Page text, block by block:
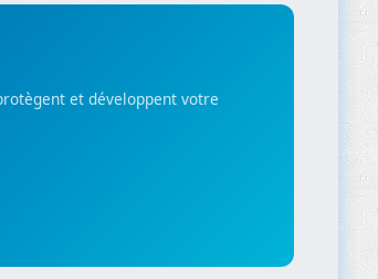
et développent votre